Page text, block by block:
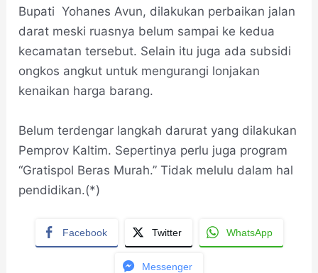
Bupati Yohanes Avun, dilakukan perbaikan jalan
darat meski ruasnya belum sampai ke kedua
kecamatan tersebut. Selain itu juga ada subsidi
ongkos angkut untuk mengurangi lonjakan
kenaikan harga barang.
Belum terdengar langkah darurat yang dilakukan
Pemprov Kaltim. Sepertinya perlu juga program
“Gratispol Beras Murah.” Tidak melulu dalam hal
pendidikan.(*)
Facebook Twitter WhatsApp
Messenger